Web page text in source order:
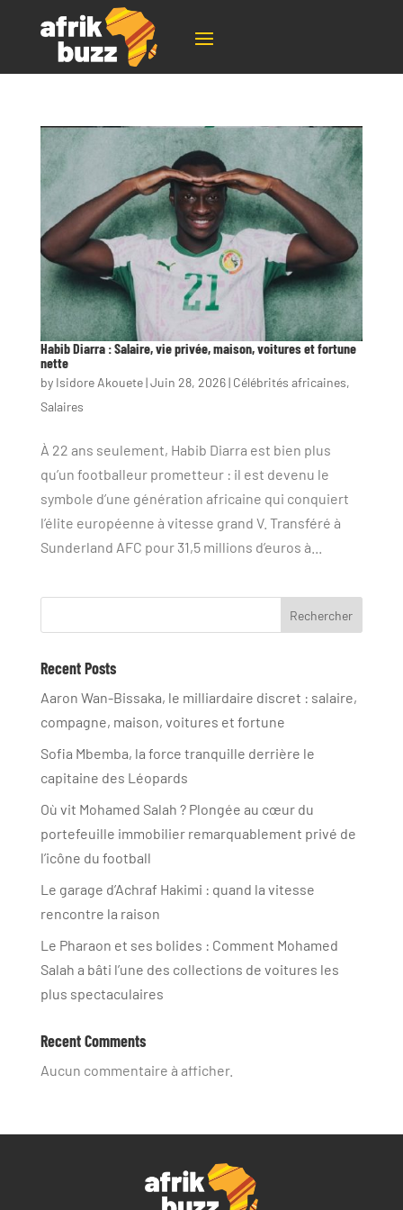
Habib Diarra : Salaire, vie privée, maison, voitures et fortune
nette
by Isidore Akouete|Juin 28, 2026| Célébrités africaines,
Salaires
À 22 ans seulement, Habib Diarra est bien plus
qu’un footballeur prometteur : il est devenu le
symbole d’une génération africaine qui conquiert
l’élite européenne à vitesse grand V. Transféré à
Sunderland AFC pour 31,5 millions d’euros à...
Rechercher
Recent Posts
Aaron Wan-Bissaka, le milliardaire discret : salaire,
compagne, maison, voitures et fortune
Sofia Mbemba, la force tranquille derrière le
capitaine des Léopards
Où vit Mohamed Salah ? Plongée au cœur du
portefeuille immobilier remarquablement privé de
l’icône du football
Le garage d’Achraf Hakimi : quand la vitesse
rencontre la raison
Le Pharaon et ses bolides : Comment Mohamed
Salah a bâti l’une des collections de voitures les
plus spectaculaires
Recent Comments
Aucun commentaire à afficher.